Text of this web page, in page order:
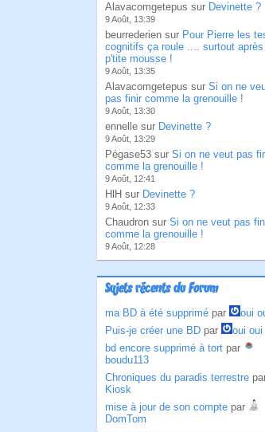
Alavacomgetepus sur Devinette ?
9 Août, 13:39
beurrederien sur Pour Pierre les
cognitifs ça roule .... surtout après
p'tite mousse !
9 Août, 13:35
Alavacomgetepus sur Si on ne
pas finir comme la grenouille !
9 Août, 13:30
ennelle sur Devinette ?
9 Août, 13:29
Pégase53 sur Si on ne veut pas
comme la grenouille !
9 Août, 12:41
HlH sur Devinette ?
9 Août, 12:33
Chaudron sur Si on ne veut pas
comme la grenouille !
9 Août, 12:28
Sujets récents du Forum
ma BD à été supprimé par
oui
Puis-je créer une BD par
oui oui
bd encore supprimé à tort par
boudu113
Chroniques du paradis terrestre
Kiosk
mise à jour de son compte par
DomTom